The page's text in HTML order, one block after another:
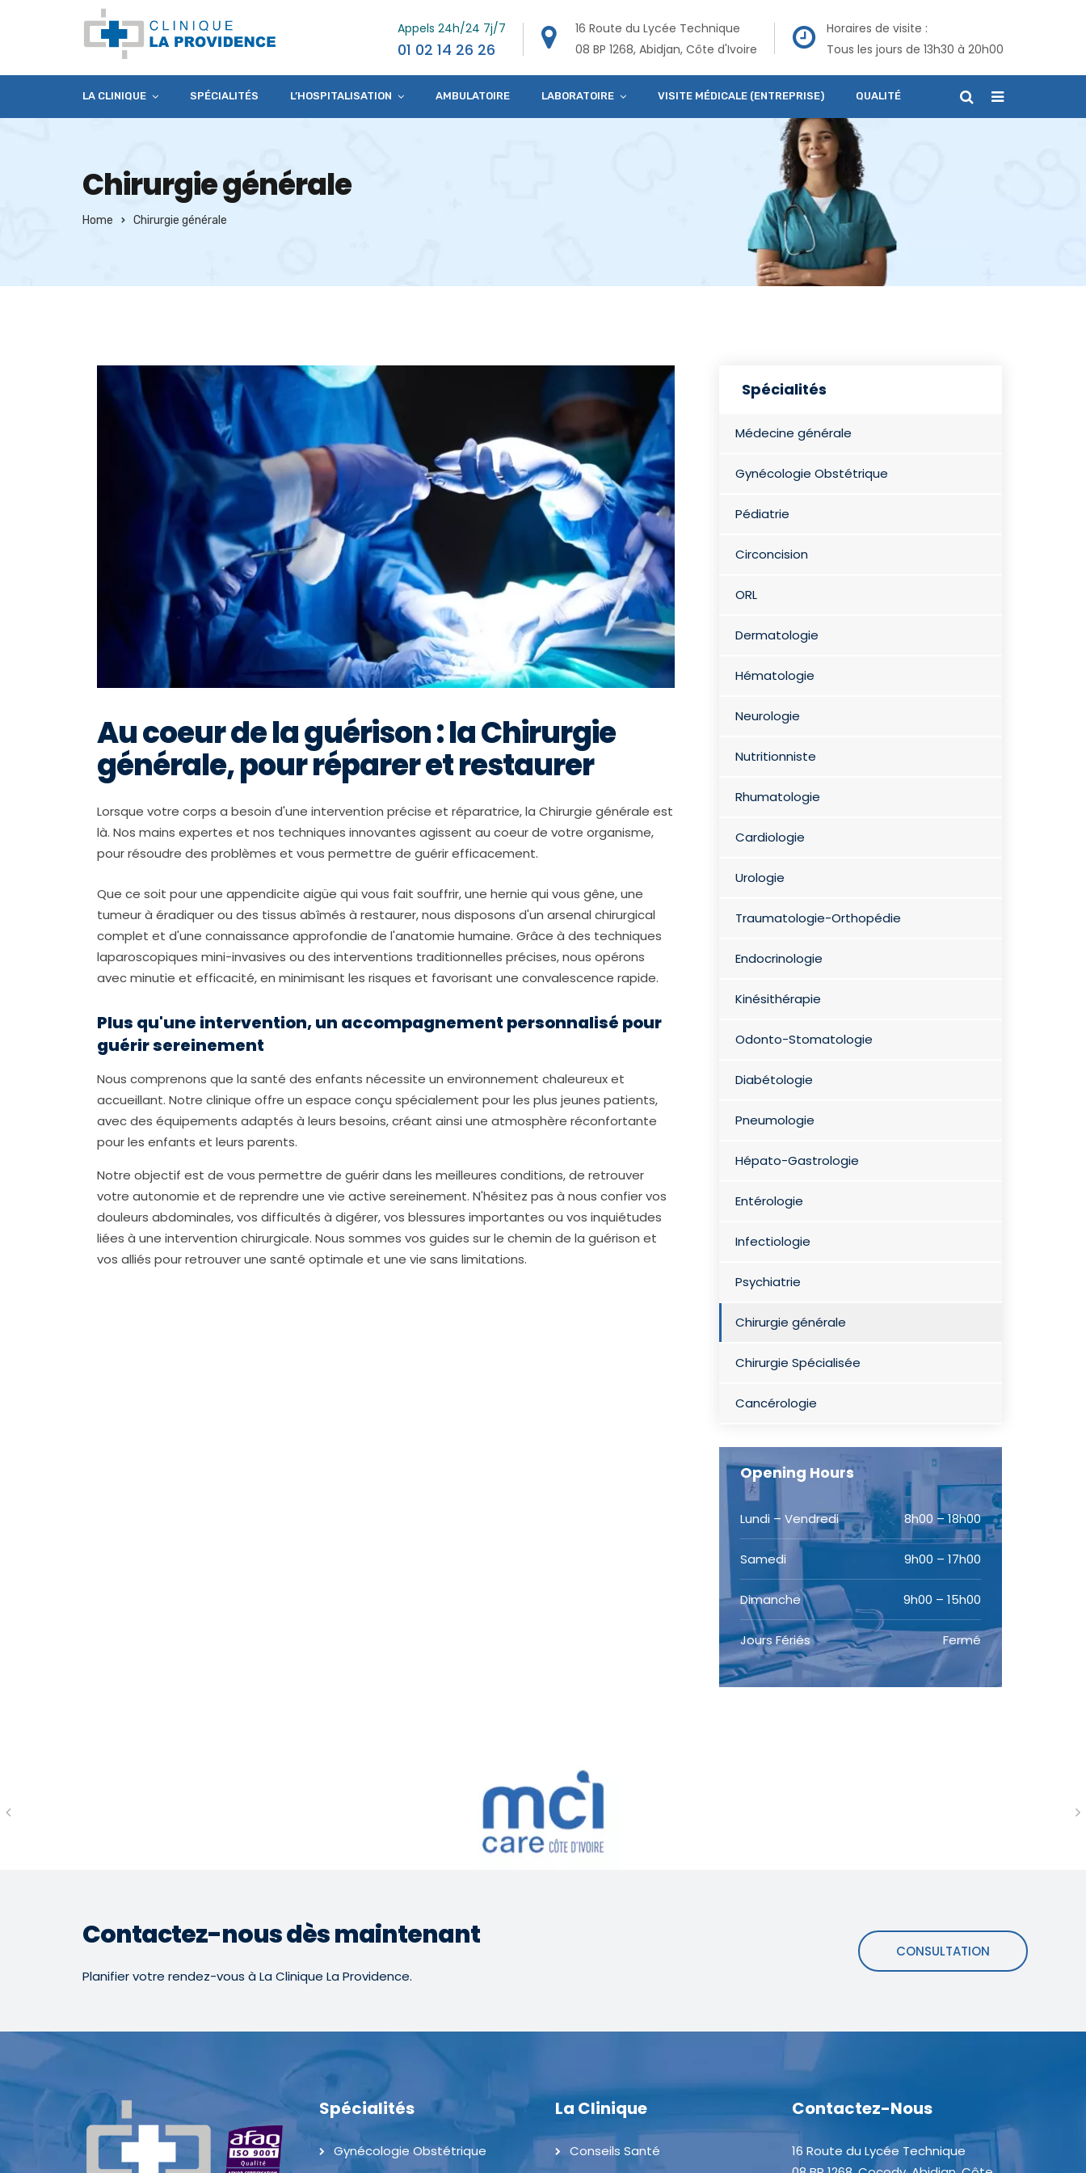
Appels 24h/24 7j/7
01 02 14 26 26
16 Route du Lycée Technique
08 BP 1268, Abidjan, Côte d'Ivoire
Horaires de visite :
Tous les jours de 13h30 à 20h00
LA CLINIQUE SPÉCIALITÉS L’HOSPITALISATION AMBULATOIRE LABORATOIRE VISITE MÉDICALE (ENTREPRISE) QUALITÉ
Chirurgie générale
Home Chirurgie générale
Au coeur de la guérison : la Chirurgie
générale, pour réparer et restaurer
Lorsque votre corps a besoin d'une intervention précise et réparatrice, la Chirurgie générale est
là. Nos mains expertes et nos techniques innovantes agissent au coeur de votre organisme,
pour résoudre des problèmes et vous permettre de guérir efficacement.
Que ce soit pour une appendicite aigüe qui vous fait souffrir, une hernie qui vous gêne, une
tumeur à éradiquer ou des tissus abîmés à restaurer, nous disposons d'un arsenal chirurgical
complet et d'une connaissance approfondie de l'anatomie humaine. Grâce à des techniques
laparoscopiques mini-invasives ou des interventions traditionnelles précises, nous opérons
avec minutie et efficacité, en minimisant les risques et favorisant une convalescence rapide.
Plus qu'une intervention, un accompagnement personnalisé pour
guérir sereinement
Nous comprenons que la santé des enfants nécessite un environnement chaleureux et
accueillant. Notre clinique offre un espace conçu spécialement pour les plus jeunes patients,
avec des équipements adaptés à leurs besoins, créant ainsi une atmosphère réconfortante
pour les enfants et leurs parents.
Notre objectif est de vous permettre de guérir dans les meilleures conditions, de retrouver
votre autonomie et de reprendre une vie active sereinement. N'hésitez pas à nous confier vos
douleurs abdominales, vos difficultés à digérer, vos blessures importantes ou vos inquiétudes
liées à une intervention chirurgicale. Nous sommes vos guides sur le chemin de la guérison et
vos alliés pour retrouver une santé optimale et une vie sans limitations.
Spécialités
Médecine générale
Gynécologie Obstétrique
Pédiatrie
Circoncision
ORL
Dermatologie
Hématologie
Neurologie
Nutritionniste
Rhumatologie
Cardiologie
Urologie
Traumatologie-Orthopédie
Endocrinologie
Kinésithérapie
Odonto-Stomatologie
Diabétologie
Pneumologie
Hépato-Gastrologie
Entérologie
Infectiologie
Psychiatrie
Chirurgie générale
Chirurgie Spécialisée
Cancérologie
Opening Hours
Lundi – Vendredi 8h00 – 18h00
Samedi 9h00 – 17h00
Dimanche 9h00 – 15h00
Jours Fériés Fermé
Contactez-nous dès maintenant
Planifier votre rendez-vous à La Clinique La Providence.
CONSULTATION
Spécialités
Gynécologie Obstétrique
La Clinique
Conseils Santé
Contactez-Nous
16 Route du Lycée Technique